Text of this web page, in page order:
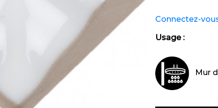
Connectez-
Usage :
Mur